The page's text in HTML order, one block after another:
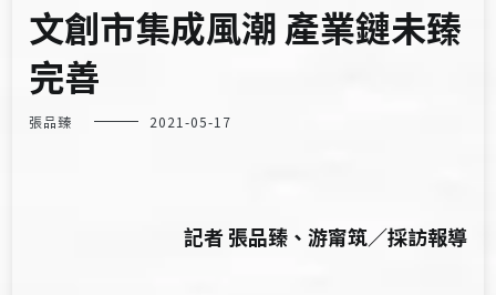
文創市集成風潮 產業鏈未臻
完善
張品臻 2021-05-17
記者 張品臻、游甯筑／採訪報導